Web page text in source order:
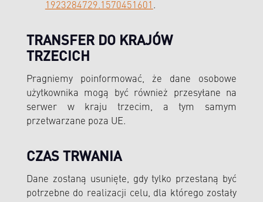
1923284729.1570451601 .
TRANSFER DO KRAJÓW
TRZECICH
Pragniemy poinformować, że dane osobowe
użytkownika mogą być również przesyłane na
serwer w kraju trzecim, a tym samym
przetwarzane poza UE.
CZAS TRWANIA
Dane zostaną usunięte, gdy tylko przestaną być
potrzebne do realizacji celu, dla którego zostały